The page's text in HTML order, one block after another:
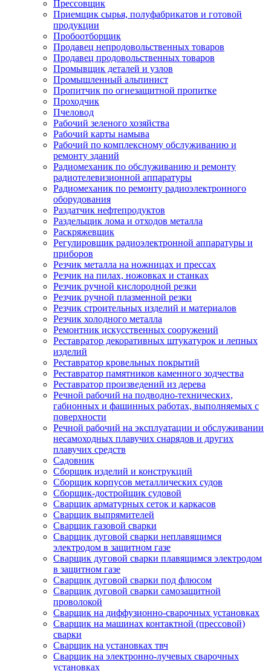
Прессовщик
Приемщик сырья, полуфабрикатов и готовой
продукции
Пробоотборщик
Продавец непродовольственных товаров
Продавец продовольственных товаров
Промывщик деталей и узлов
Промышленный альпинист
Пропитчик по огнезащитной пропитке
Проходчик
Пчеловод
Рабочий зеленого хозяйства
Рабочий карты намыва
Рабочий по комплексному обслуживанию и
ремонту зданий
Радиомеханик по обслуживанию и ремонту
радиотелевизионной аппаратуры
Радиомеханик по ремонту радиоэлектронного
оборудования
Раздатчик нефтепродуктов
Раздельщик лома и отходов металла
Раскряжевщик
Регулировщик радиоэлектронной аппаратуры и
приборов
Резчик металла на ножницах и прессах
Резчик на пилах, ножовках и станках
Резчик ручной кислородной резки
Резчик ручной плазменной резки
Резчик строительных изделий и материалов
Резчик холодного металла
Ремонтник искусственных сооружений
Реставратор декоративных штукатурок и лепных
изделий
Реставратор кровельных покрытий
Реставратор памятников каменного зодчества
Реставратор произведений из дерева
Речной рабочий на подводно-технических,
габионных и фашинных работах, выполняемых с
поверхности
Речной рабочий на эксплуатации и обслуживании
несамоходных плавучих снарядов и других
плавучих средств
Садовник
Сборщик изделий и конструкций
Сборщик корпусов металлических судов
Сборщик-достройщик судовой
Сварщик арматурных сеток и каркасов
Сварщик выпрямителей
Сварщик газовой сварки
Сварщик дуговой сварки неплавящимся
электродом в защитном газе
Сварщик дуговой сварки плавящимся электродом
в защитном газе
Сварщик дуговой сварки под флюсом
Сварщик дуговой сварки самозащитной
проволокой
Сварщик на диффузионно-сварочных установках
Сварщик на машинах контактной (прессовой)
сварки
Сварщик на установках твч
Сварщик на электронно-лучевых сварочных
установках